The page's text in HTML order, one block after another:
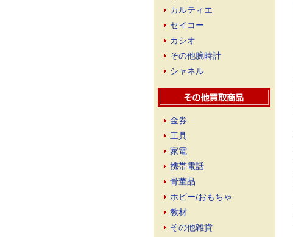
カルティエ
セイコー
カシオ
その他腕時計
シャネル
金券
工具
家電
携帯電話
骨董品
ホビー/おもちゃ
教材
その他雑貨